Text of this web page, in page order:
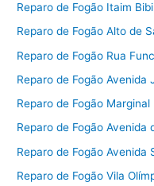
Reparo de Fogão Itaim Bibi
Reparo de Fogão Alto de
Reparo de Fogão Rua
Reparo de Fogão Avenida
Reparo de Fogão Marginal
Reparo de Fogão Avenida
Reparo de Fogão Avenida
Reparo de Fogão Vila